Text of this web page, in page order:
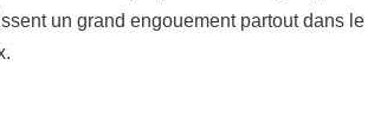
un grand engouement partout dans le